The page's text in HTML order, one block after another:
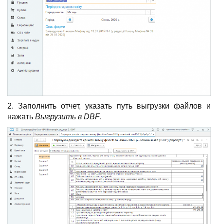
2. Заполнить отчет, указать путь выгрузки файлов и
нажать Выгрузить в DBF.